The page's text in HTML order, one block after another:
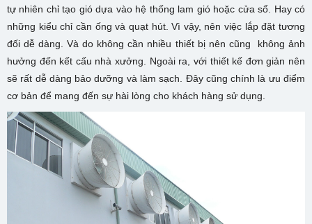
tự nhiên chỉ tạo gió dựa vào hệ thống lam gió hoặc cửa sổ. Hay có
những kiểu chỉ cần ống và quạt hút. Vì vậy, nên việc lắp đặt tương
đối dễ dàng. Và do không cần nhiều thiết bị nên cũng không ảnh
hưởng đến kết cấu nhà xưởng. Ngoài ra, với thiết kế đơn giản nên
sẽ rất dễ dàng bảo dưỡng và làm sạch. Đây cũng chính là ưu điểm
cơ bản để mang đến sự hài lòng cho khách hàng sử dụng.